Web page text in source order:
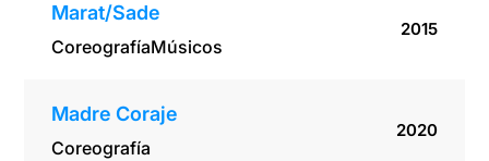
Marat/Sade
CoreografíaMúsicos
2015
Madre Coraje
Coreografía
2020